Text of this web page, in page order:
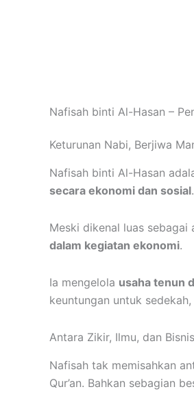
Nafisah binti Al-Hasan –
Keturunan Nabi, Berjiwa
secara ekonomi dan sosial.
Meski dikenal luas
dalam kegiatan ekonomi.
Ia mengelola usaha tenun
keuntungan untuk
Antara Zikir, Ilmu, dan Bisnis
Nafisah tak memisahkan
Qur’an. Bahkan sebagian